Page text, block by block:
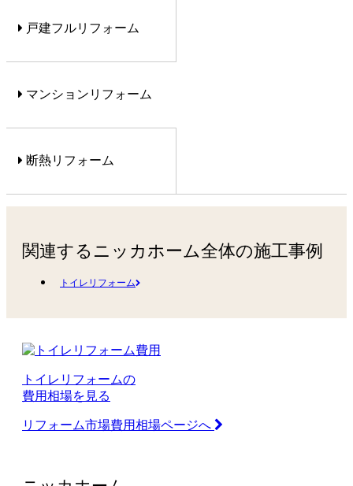
戸建フルリフォーム
マンションリフォーム
断熱リフォーム
関連するニッカホーム全体の施工事例
トイレリフォーム
トイレリフォームの
費用相場を見る
リフォーム市場費用相場ページへ